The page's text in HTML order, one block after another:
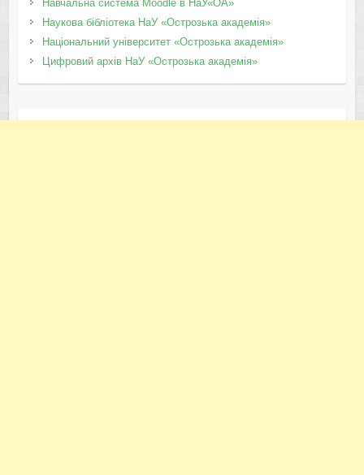
Навчальна система Moodle в НаУ«ОА»
Наукова бібліотека НаУ «Острозька академія»
Національний університет «Острозька академія»
Цифровий архів НаУ «Острозька академія»